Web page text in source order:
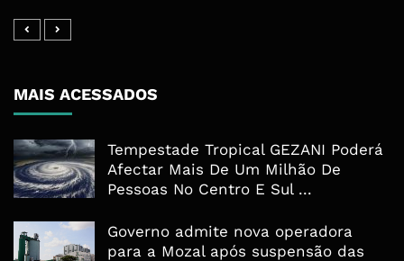
MAIS ACESSADOS
Tempestade Tropical GEZANI Poderá
Afectar Mais De Um Milhão De
Pessoas No Centro E Sul ...
Governo admite nova operadora
para a Mozal após suspensão das